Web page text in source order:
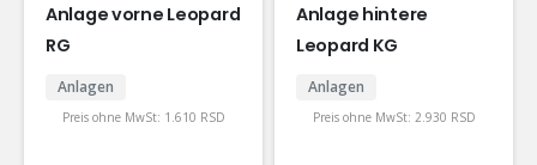
Anlage vorne Leopard
RG
Anlagen
Preis ohne MwSt: 1.610 RSD
Anlage hintere
Leopard KG
Anlagen
Preis ohne MwSt: 2.930 RSD